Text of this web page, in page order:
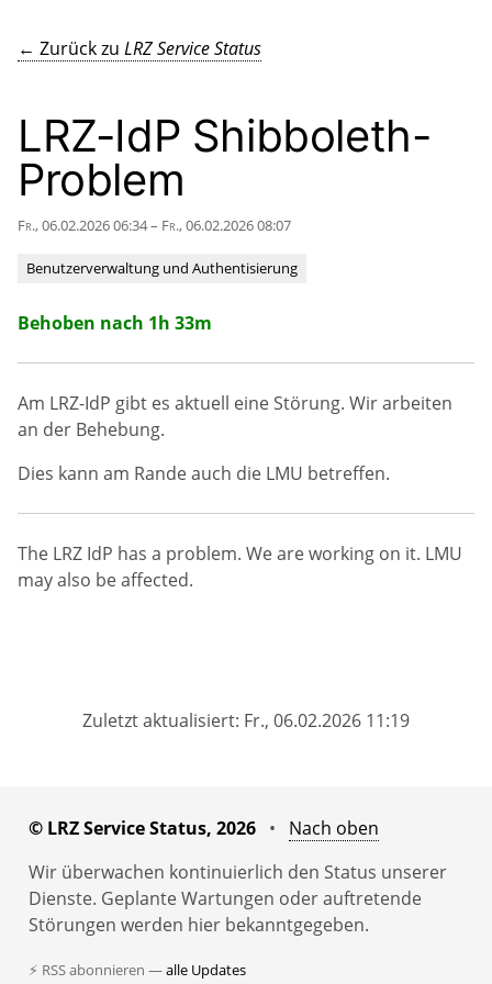
← Zurück zu LRZ Service Status
LRZ-IdP Shibboleth-
Problem
Fr., 06.02.2026 06:34 – Fr., 06.02.2026 08:07
Benutzerverwaltung und Authentisierung
Behoben nach 1h 33m
Am LRZ-IdP gibt es aktuell eine Störung. Wir arbeiten
an der Behebung.
Dies kann am Rande auch die LMU betreffen.
The LRZ IdP has a problem. We are working on it. LMU
may also be affected.
Zuletzt aktualisiert: Fr., 06.02.2026 11:19
© LRZ Service Status, 2026 • Nach oben
Wir überwachen kontinuierlich den Status unserer
Dienste. Geplante Wartungen oder auftretende
Störungen werden hier bekanntgegeben.
⚡ RSS abonnieren —alle Updates